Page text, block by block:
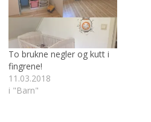
To brukne negler og kutt i
fingrene!
11.03.2018
i "Barn"